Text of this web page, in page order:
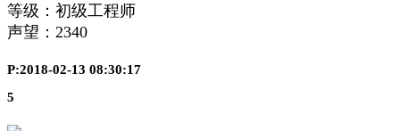
等级：初级工程师
声望： 2340
P:2018-02-13 08:30:17
5